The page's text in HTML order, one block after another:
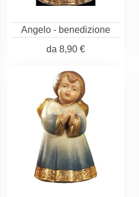
Angelo - benedizione
da 8,90 €